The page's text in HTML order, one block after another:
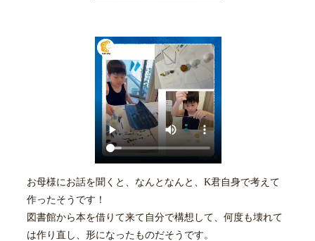
お母様にお話を聞くと、なんとなんと、K君自身で考えて
作ったそうです！
図書館から本を借りて来て自分で構想して、何度も壊れて
は作り直し、形になったものだそうです。